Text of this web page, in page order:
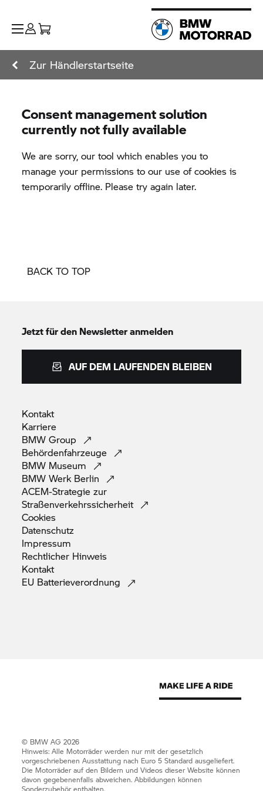
Zur Händlerstartseite
BACK TO TOP
Jetzt für den Newsletter anmelden
AUF DEM LAUFENDEN BLEIBEN
Kontakt
Karriere
BMWGroup
Behördenfahrzeuge
BMW Museum
BMW Werk Berlin
ACEM-Strategie zur
Straßenverkehrssicherheit
Cookies
Datenschutz
Impressum
Rechtlicher Hinweis
Kontakt
EU Batterieverordnung
© BMW AG 2026
Hinweis: Alle Motorräder werden nur mit der gesetzlich
vorgeschriebenen Ausstattung nach Euro 5 Standard ausgeliefert.
Die Motorräder auf den Bildern und Videos dieser Website können
davon gegebenenfalls abweichen. Abbildungen können
Sonderzubehör enthalten.